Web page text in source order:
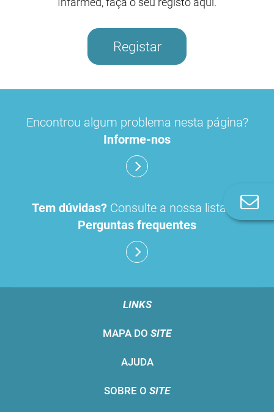
Registar
Encontrou algum problema nesta página?
Informe-nos
Tem dúvidas? Consulte a nossa lista de
Perguntas frequentes
LINKS
MAPA DO SITE
AJUDA
SOBRE O SITE